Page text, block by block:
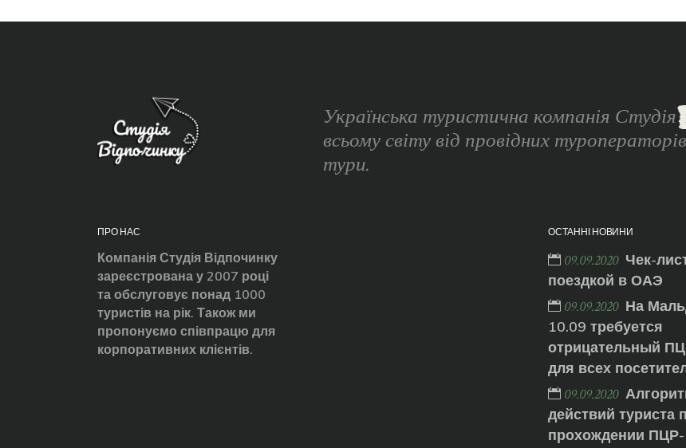
Українська туристична компанія Студія
всьому світу від провідних
тури.
ПРО НАС
Компанія Студія Відпочинку
зареєстрована у 2007 році
та обслуговує понад 1000
туристів на рік. Також ми
пропонуємо співпрацю для
корпоративних клієнтів.
ОСТАННІ НОВИНИ
09.09.2020 Чек-
поездкой в ОАЭ
09.09.2020 На
10.09 требуется
отрицательный
для всех
09.09.2020
действий туриста
прохождении ПЦР-